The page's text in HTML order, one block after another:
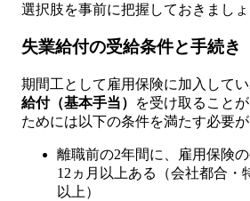
選択肢を事前に把握しておきましょ
失業給付の受給条件と手続き
期間工として雇用保険に加入して
給付（基本手当）
を受け取ること
ためには以下の条件を満たす必要が
離職前の2年間に、雇用保険
12ヵ月以上ある（会社都合・
以上）